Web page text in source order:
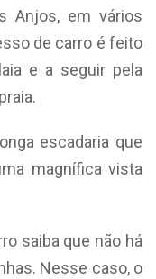
Anjos, em vários
de carro é feito
e a seguir pela
escadaria que
magnífica vista
saiba que não há
Nesse caso, o